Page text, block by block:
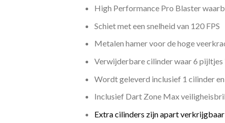
High Performance Pro Blaster
Schiet met een snelheid van 120 FPS
Metalen hamer voor de hoge
Verwijderbare cilinder waar 6 pijltjes
Wordt geleverd inclusief 1 cilinder
Inclusief Dart Zone Max veiligheisbril
Extra cilinders zijn apart